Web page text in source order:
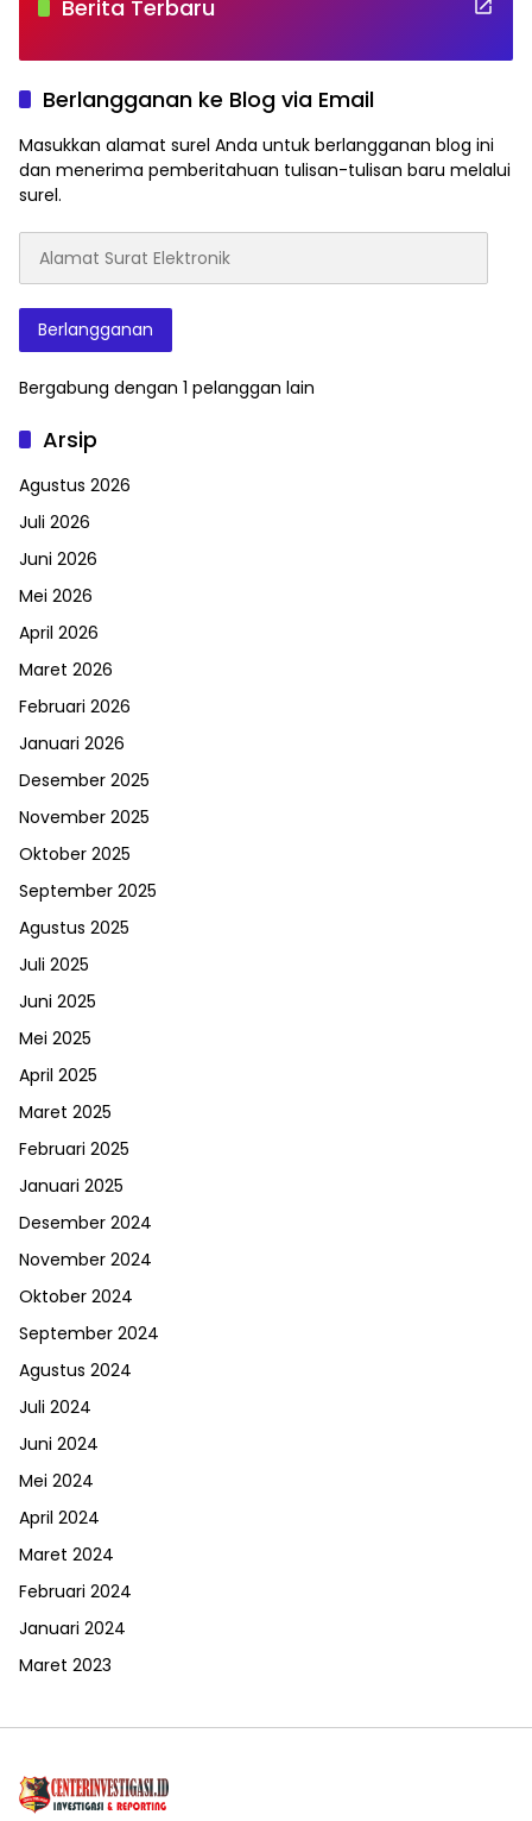
Berita Terbaru
Berlangganan ke Blog via Email
Masukkan alamat surel Anda untuk berlangganan blog ini
dan menerima pemberitahuan tulisan-tulisan baru melalui
surel.
Surat
Berlangganan
Bergabung dengan 1 pelanggan lain
Arsip
Agustus 2026
Juli 2026
Juni 2026
Mei 2026
April 2026
Maret 2026
Februari 2026
Januari 2026
Desember 2025
November 2025
Oktober 2025
September 2025
Agustus 2025
Juli 2025
Juni 2025
Mei 2025
April 2025
Maret 2025
Februari 2025
Januari 2025
Desember 2024
November 2024
Oktober 2024
September 2024
Agustus 2024
Juli 2024
Juni 2024
Mei 2024
April 2024
Maret 2024
Februari 2024
Januari 2024
Maret 2023